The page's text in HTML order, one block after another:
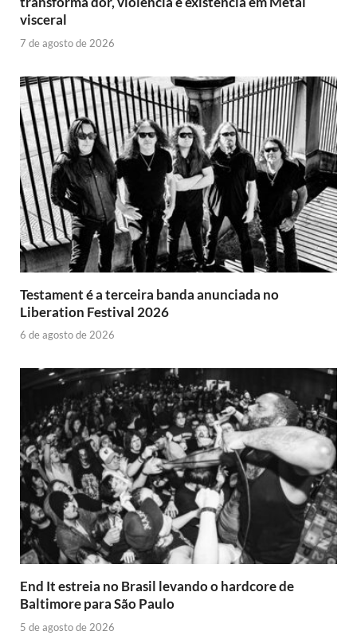
visceral
7 de agosto de 2026
Testament é a terceira banda anunciada no
Liberation Festival 2026
6 de agosto de 2026
End It estreia no Brasil levando o hardcore de
Baltimore para São Paulo
5 de agosto de 2026